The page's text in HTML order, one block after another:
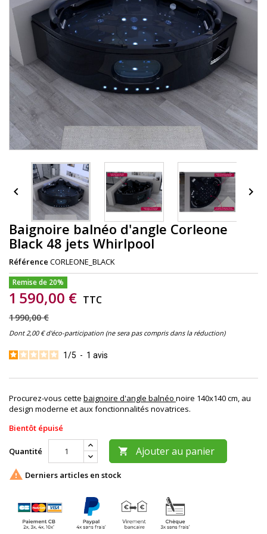
 
Baignoire balnéo d'angle Corleone
Black 48 jets Whirlpool
Référence CORLEONE_BLACK
Remise de 20%
1 590,00 € TTC
1 990,00 €
Dont 2,00 € d'éco-participation (ne sera pas compris dans la réduction)
1/5 - 1 avis
Procurez-vous cette baignoire d'angle balnéo noire 140x140 cm, au
design moderne et aux fonctionnalités novatrices.
Bientôt épuisé
Quantité  Ajouter au panier
 Derniers articles en stock